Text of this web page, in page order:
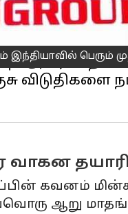
பெரும்
2,000
அவர்
கவனம்
ஆறு